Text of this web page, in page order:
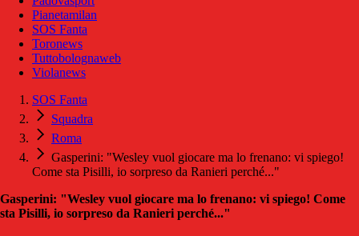
Pianetamilan
SOS Fanta
Toronews
Tuttobolognaweb
Violanews
SOS Fanta
Squadra
Roma
Gasperini: "Wesley vuol giocare ma lo frenano: vi spiego!
Come sta Pisilli, io sorpreso da Ranieri perché..."
Gasperini: "Wesley vuol giocare ma lo frenano: vi spiego! Come
sta Pisilli, io sorpreso da Ranieri perché..."